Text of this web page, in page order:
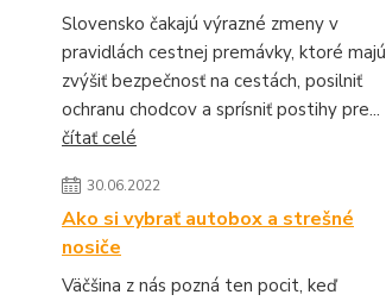
Slovensko čakajú výrazné zmeny v
pravidlách cestnej premávky, ktoré majú
zvýšiť bezpečnosť na cestách, posilniť
ochranu chodcov a sprísniť postihy pre...
čítať celé
30.06.2022
Ako si vybrať autobox a strešné
nosiče
Väčšina z nás pozná ten pocit, keď